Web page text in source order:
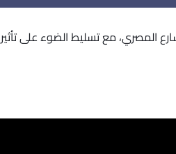
المصري، مع تسليط الضوء على